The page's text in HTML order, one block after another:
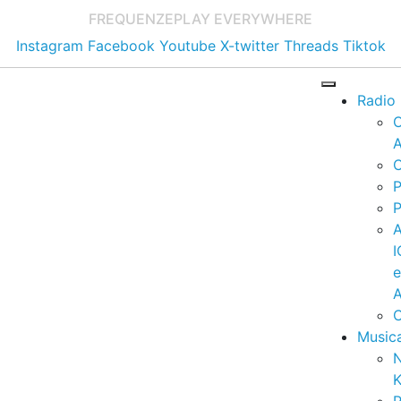
FREQUENZEPLAY EVERYWHERE
Instagram Facebook Youtube X-twitter Threads Tiktok
Radio
e